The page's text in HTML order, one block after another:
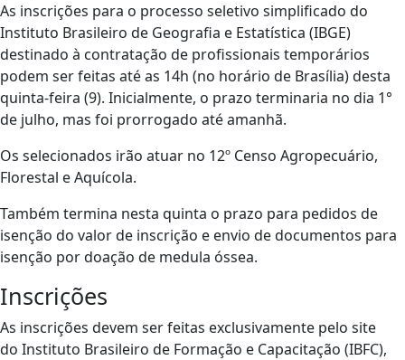
As inscrições para o processo seletivo simplificado do
Instituto Brasileiro de Geografia e Estatística (IBGE)
destinado à contratação de profissionais temporários
podem ser feitas até as 14h (no horário de Brasília) desta
quinta-feira (9). Inicialmente, o prazo terminaria no dia 1°
de julho, mas foi prorrogado até amanhã.
Os selecionados irão atuar no 12º Censo Agropecuário,
Florestal e Aquícola.
Também termina nesta quinta o prazo para pedidos de
isenção do valor de inscrição e envio de documentos para
isenção por doação de medula óssea.
Inscrições
As inscrições devem ser feitas exclusivamente pelo site
do Instituto Brasileiro de Formação e Capacitação (IBFC),